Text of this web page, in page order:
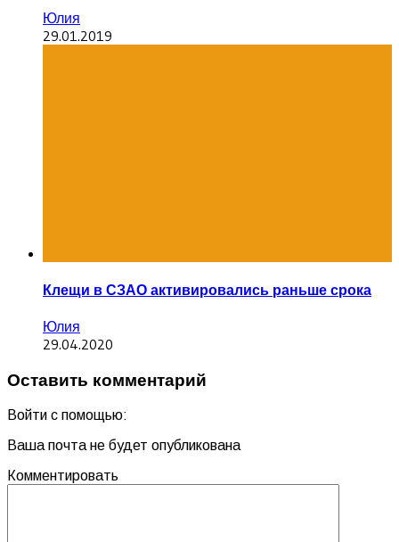
Юлия
29.01.2019
Клещи в СЗАО активировались раньше срока
Юлия
29.04.2020
Оставить комментарий
Войти с помощью:
Ваша почта не будет опубликована
Комментировать